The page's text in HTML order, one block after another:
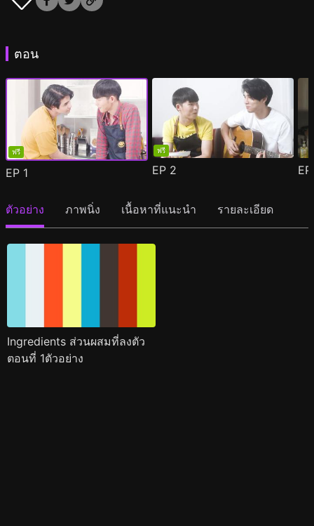
ตอน
ฟรี
EP 1
ฟรี
EP 2
ตัวอย่าง ภาพนิ่ง เนื้อหาที่แนะนำ รายละเอียด
Ingredients ส่วนผสมที่ลงตัว
ตอนที่ 1ตัวอย่าง